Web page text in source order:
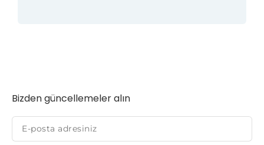
Bizden güncellemeler alın